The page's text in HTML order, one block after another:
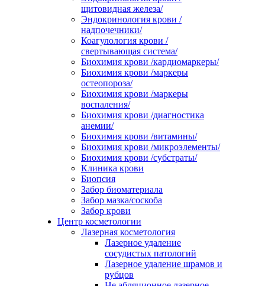
щитовидная железа/
Эндокринология крови /
надпочечники/
Коагулология крови /
свертывающая система/
Биохимия крови /кардиомаркеры/
Биохимия крови /маркеры
остеопороза/
Биохимия крови /маркеры
воспаления/
Биохимия крови /диагностика
анемии/
Биохимия крови /витамины/
Биохимия крови /микроэлементы/
Биохимия крови /субстраты/
Клиника крови
Биопсия
Забор биоматериала
Забор мазка/соскоба
Забор крови
Центр косметологии
Лазерная косметология
Лазерное удаление
сосудистых патологий
Лазерное удаление шрамов и
рубцов